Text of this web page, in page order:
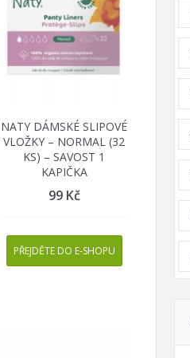
NATY DÁMSKÉ SLIPOVÉ
VLOŽKY – NORMAL (32
KS) – SAVOST 1
KAPIČKA
99 Kč
PŘEJDĚTE DO E-SHOPU